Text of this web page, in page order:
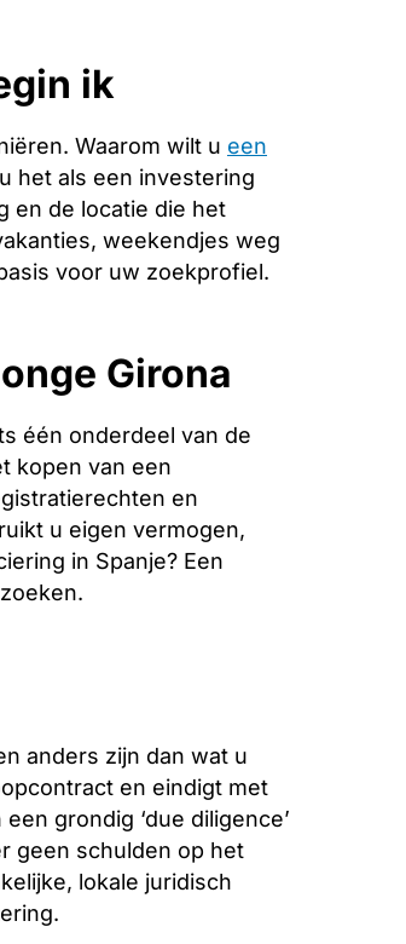
ik
Waarom wilt u een
het als een investering
en de locatie die het
weekendjes weg
voor uw zoekprofiel.
Girona
één onderdeel van de
kopen van een
en
u eigen vermogen,
in Spanje? Een
anders zijn dan wat u
en eindigt met
grondig ‘due diligence’
geen schulden op het
lokale juridisch